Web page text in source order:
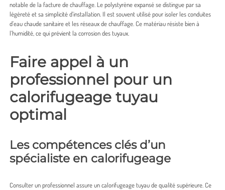
notable de la facture de chauffage. Le polystyrène expansé se distingue par sa
légèreté et sa simplicité d’installation. Il est souvent utilisé pour isoler les conduites
d’eau chaude sanitaire et les réseaux de chauffage. Ce matériau résiste bien à
l’humidité, ce qui prévient la corrosion des tuyaux.
Faire appel à un
professionnel pour un
calorifugeage tuyau
optimal
Les compétences clés d’un
spécialiste en calorifugeage
Consulter un professionnel assure un calorifugeage tuyau de qualité supérieure. Ce